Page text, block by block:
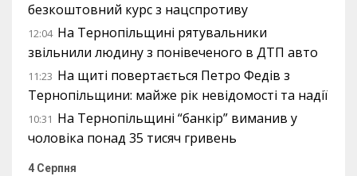
безкоштовний курс з нацспротиву
12:04 На Тернопільщині рятувальники
звільнили людину з понівеченого в ДТП авто
11:23 На щиті повертається Петро Федів з
Тернопільщини: майже рік невідомості та надії
10:31 На Тернопільщині “банкір” виманив у
чоловіка понад 35 тисяч гривень
4 Серпня